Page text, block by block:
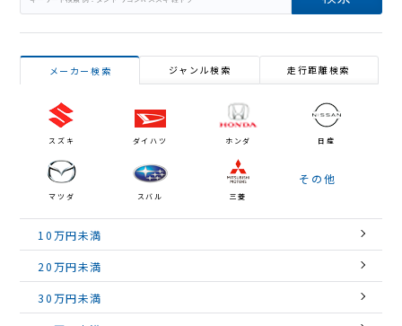
メーカー検索 ジャンル検索 走行距離検索
スズキ ダイハツ ホンダ 日産
マツダ スバル 三菱
その他
10万円未満
20万円未満
30万円未満